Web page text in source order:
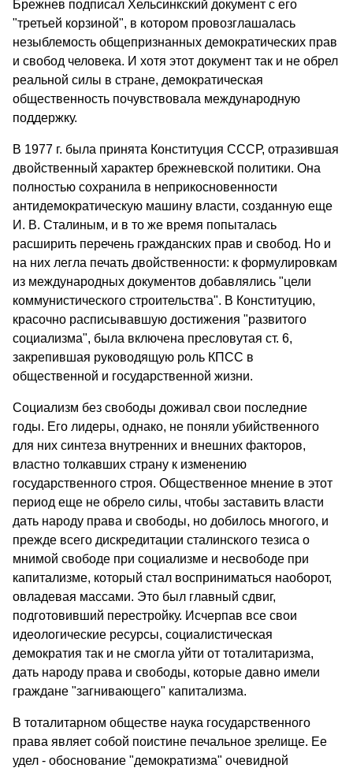
Брежнев подписал Хельсинкский документ с его
"третьей корзиной", в котором провозглашалась
незыблемость общепризнанных демократических прав
и свобод человека. И хотя этот документ так и не обрел
реальной силы в стране, демократи­ческая
общественность почувствовала международную
поддержку.
В 1977 г. была принята Конституция СССР, отразившая
двой­ственный характер брежневской политики. Она
полностью сохранила в неприкосновенности
антидемократическую машину власти, создан­ную еще
И. В. Сталиным, и в то же время попыталась
расширить перечень гражданских прав и свобод. Но и
на них легла печать двойственности: к формулировкам
из международных документов добавлялись "цели
коммунистического строительства". В Конститу­цию,
красочно расписывавшую достижения "развитого
социализма", была включена пресловутая ст. 6,
закрепившая руководящую роль КПСС в
общественной и государственной жизни.
Социализм без свободы доживал свои последние
годы. Его лидеры, однако, не поняли убийственного
для них синтеза внутрен­них и внешних факторов,
властно толкавших страну к изменению
государственного строя. Общественное мнение в этот
период еще не обрело силы, чтобы заставить власти
дать народу права и свободы, но добилось многого, и
прежде всего дискредитации сталинского тезиса о
мнимой свободе при социализме и несвободе при
капита­лизме, который стал восприниматься наоборот,
овладевая массами. Это был главный сдвиг,
подготовивший перестройку. Исчерпав все свои
идеологические ресурсы, социалистическая
демократия так и не смогла уйти от тоталитаризма,
дать народу права и свободы, кото­рые давно имели
граждане "загнивающего" капитализма.
В тоталитарном обществе наука государственного
права являет собой поистине печальное зрелище. Ее
удел - обоснование "демок­ратизма" очевидной